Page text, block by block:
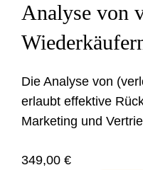
Analyse von
Die Analyse von
erlaubt effektive
Marketing und
349,00 €